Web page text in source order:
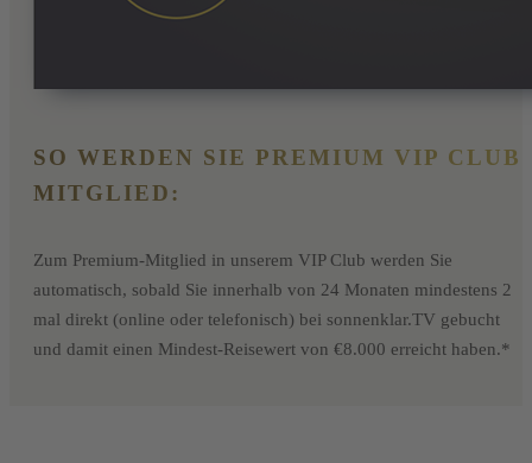
SO WERDEN SIE PREMIUM VIP CLUB
MITGLIED:
Zum Premium-Mitglied in unserem VIP Club werden Sie
automatisch, sobald Sie innerhalb von 24 Monaten mindestens 2
mal direkt (online oder telefonisch) bei sonnenklar.TV gebucht
und damit einen Mindest-Reisewert von €8.000 erreicht haben.*